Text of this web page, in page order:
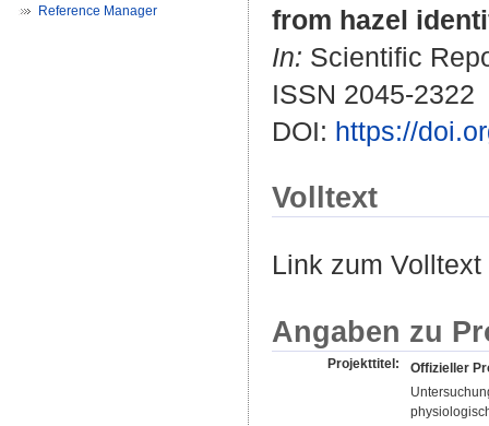
Reference Manager
from hazel
In: Scientific
ISSN 2045-2322
DOI: https://
Volltext
Link zum
Angaben zu
Projekttitel:
Offizieller